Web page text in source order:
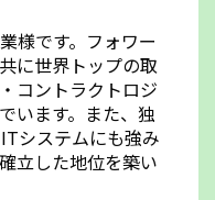
様です。フォワー
に世界トップの取
コントラクトロジ
います。また、独
システムにも強み
立した地位を築い